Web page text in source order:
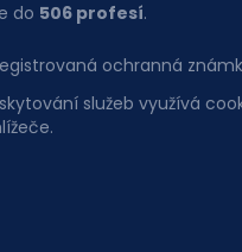
do 506 profesí.
ochranná
služeb využívá